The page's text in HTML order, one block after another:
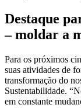
Destaque
– moldar a
Para os próximos
suas atividades de
transformação do
Sustentabilidade.
em constante